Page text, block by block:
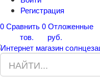
Регистрация
0Сравнить0Отложенные
тов. руб.